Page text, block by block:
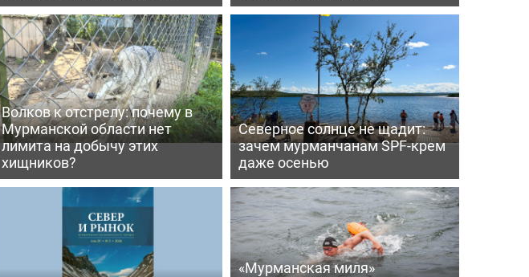
Волков к отстрелу: почему в
Мурманской области нет
лимита на добычу этих
хищников?
Северное солнце не щадит:
зачем мурманчанам SPF-крем
даже осенью
«Мурманская миля»